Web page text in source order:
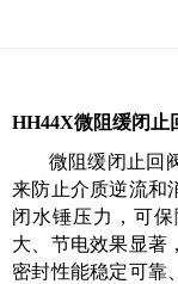
HH44X微阻缓闭止
微阻缓闭止回阀
来防止介质逆流和
闭水锤压力，可
大、节电效果显著
密封性能稳定可靠